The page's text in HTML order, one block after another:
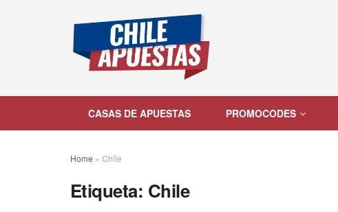
CASAS DE APUESTAS PROMOCODES
Home » Chile
Etiqueta: Chile